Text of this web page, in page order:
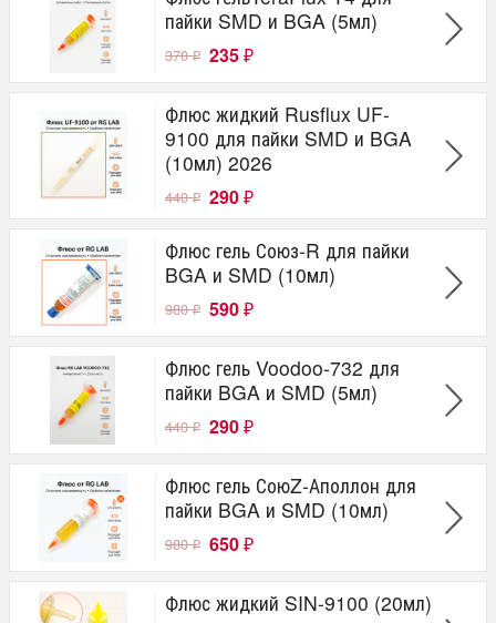
пайки SMD и BGA (5мл)
370₽ 235 ₽
Флюс жидкий Rusflux UF-
9100 для пайки SMD и BGA
(10мл) 2026
440₽ 290 ₽
Флюс гель Союз-R для пайки
BGA и SMD (10мл)
980₽ 590 ₽
Флюс гель Voodoo-732 для
пайки BGA и SMD (5мл)
440₽ 290 ₽
Флюс гель СоюZ-Аполлон для
пайки BGA и SMD (10мл)
980₽ 650 ₽
Флюс жидкий SIN-9100 (20мл)